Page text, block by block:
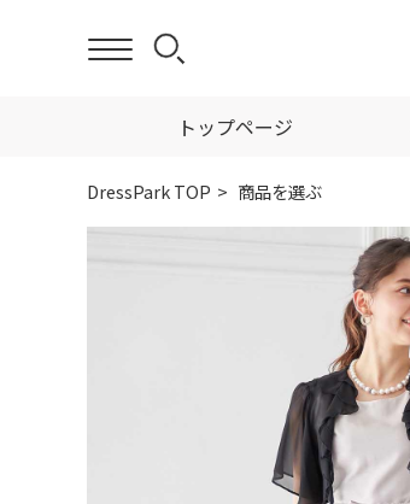
トップページ
DressPark TOP 商品を選ぶ